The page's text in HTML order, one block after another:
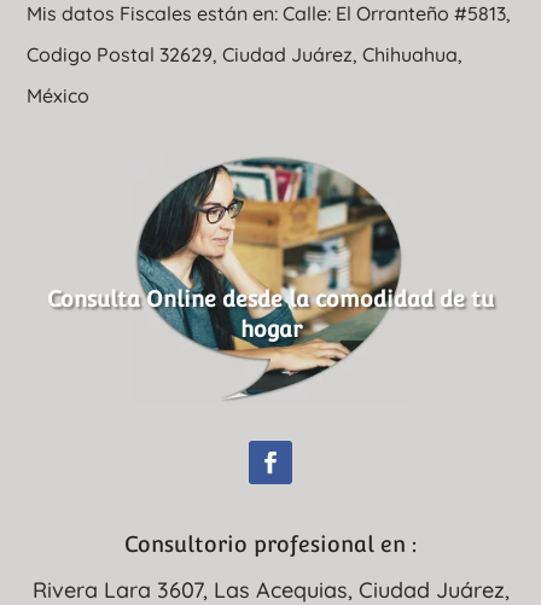
Mis datos Fiscales están en: Calle: El Orranteño #5813,
Codigo Postal 32629, Ciudad Juárez, Chihuahua,
México
Consulta Online desde la comodidad de tu
hogar
Consultorio profesional en :
Rivera Lara 3607, Las Acequias, Ciudad Juárez,